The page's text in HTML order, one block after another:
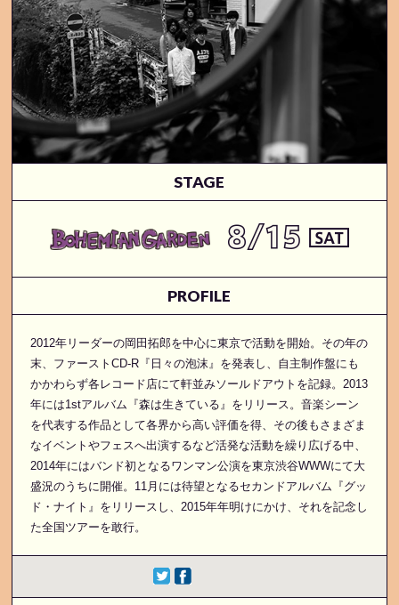
STAGE
PROFILE
2012年リーダーの岡田拓郎を中心に東京で活動を開始。その年の
末、ファーストCD-R『日々の泡沫』を発表し、自主制作盤にも
かかわらず各レコード店にて軒並みソールドアウトを記録。2013
年には1stアルバム『森は生きている』をリリース。音楽シーン
を代表する作品として各界から高い評価を得、その後もさまざま
なイベントやフェスへ出演するなど活発な活動を繰り広げる中、
2014年にはバンド初となるワンマン公演を東京渋谷WWWにて大
盛況のうちに開催。11月には待望となるセカンドアルバム『グッ
ド・ナイト』をリリースし、2015年年明けにかけ、それを記念し
た全国ツアーを敢行。